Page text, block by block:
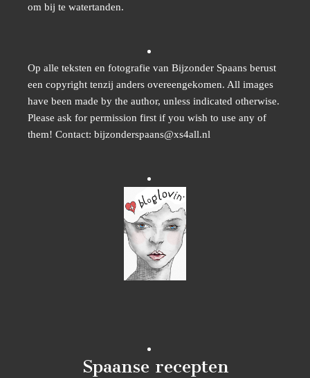
om bij te watertanden.
Op alle teksten en fotografie van Bijzonder Spaans berust
een copyright tenzij anders overeengekomen. All images
have been made by the author, unless indicated otherwise.
Please ask for permission first if you wish to use any of
them! Contact: bijzonderspaans@xs4all.nl
Spaanse recepten